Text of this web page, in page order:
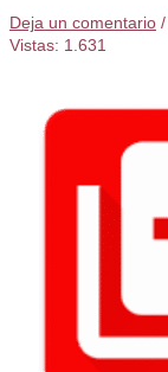
Deja un comentario /
Vistas: 1.631